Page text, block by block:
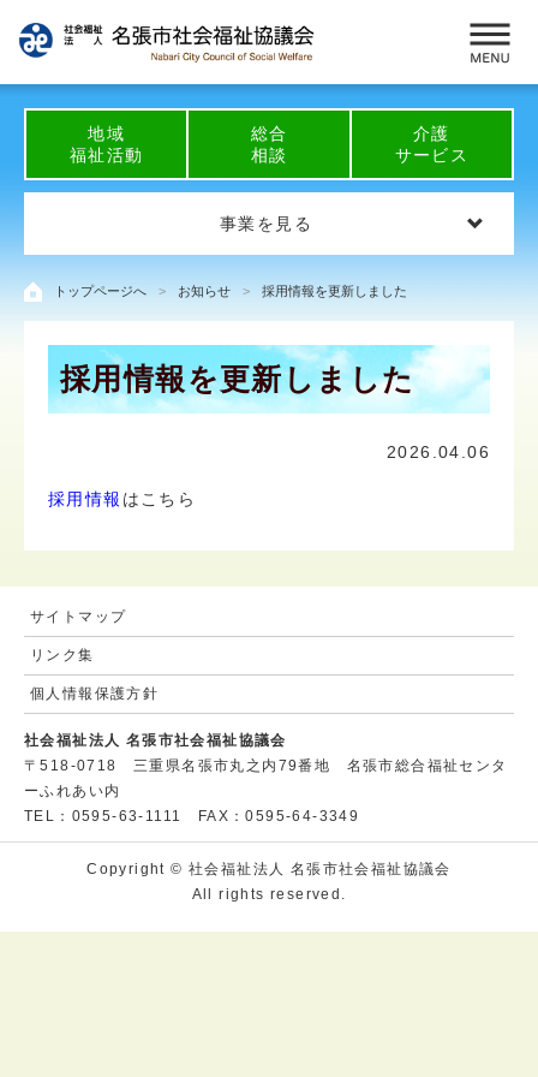
地域
福祉活動
総合
相談
介護
サービス
事業を見る
トップページへ お知らせ 採用情報を更新しました
採用情報を更新しました
2026.04.06
採用情報 はこちら
サイトマップ
リンク集
個人情報保護方針
社会福祉法人 名張市社会福祉協議会
〒518-0718 三重県名張市丸之内79番地 名張市総合福祉センタ
ーふれあい内
TEL：0595-63-1111 FAX：0595-64-3349
Copyright © 社会福祉法人 名張市社会福祉協議会
All rights reserved.